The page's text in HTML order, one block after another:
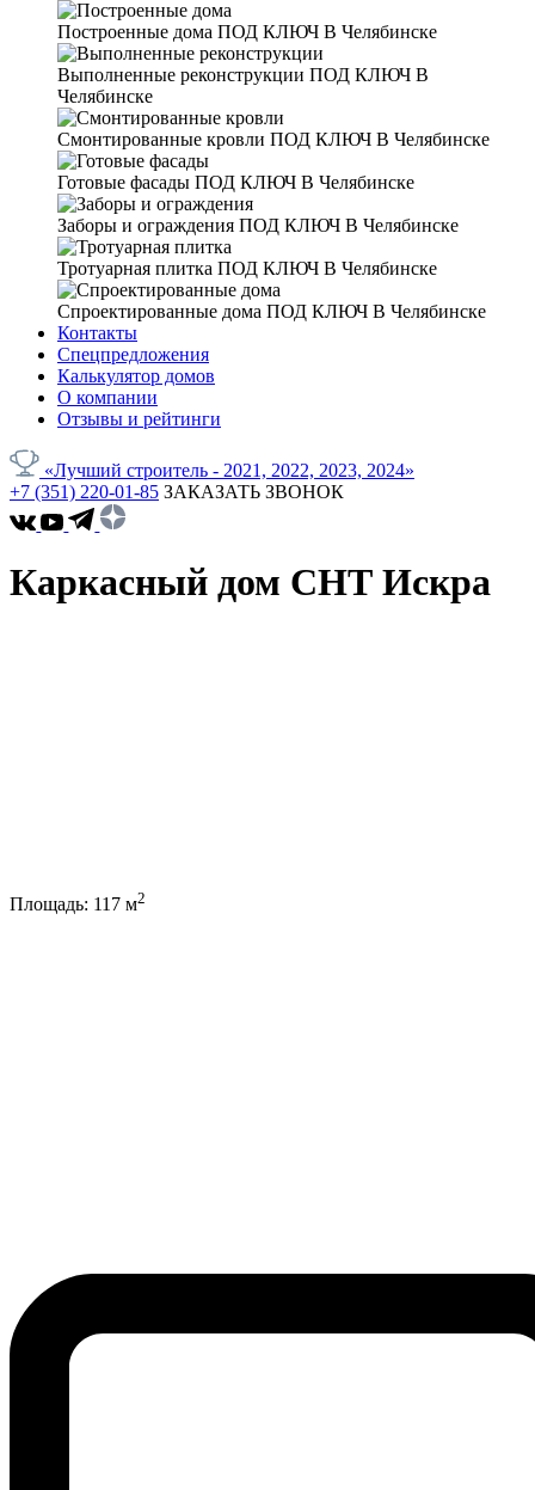
Построенные дома ПОД КЛЮЧ В Челябинске
Выполненные реконструкции ПОД КЛЮЧ В
Челябинске
Смонтированные кровли ПОД КЛЮЧ В Челябинске
Готовые фасады ПОД КЛЮЧ В Челябинске
Заборы и ограждения ПОД КЛЮЧ В Челябинске
Тротуарная плитка ПОД КЛЮЧ В Челябинске
Спроектированные дома ПОД КЛЮЧ В Челябинске
Контакты
Спецпредложения
Калькулятор домов
О компании
Отзывы и рейтинги
«Лучший строитель - 2021, 2022, 2023, 2024»
+7 (351) 220-01-85 ЗАКАЗАТЬ ЗВОНОК
Каркасный дом СНТ Искра
Площадь: 117 м2